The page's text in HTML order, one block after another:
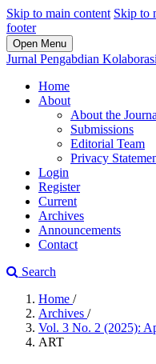
Skip to main content Skip to
footer
Open Menu
Jurnal Pengabdian
Home
About
About the
Submissions
Editorial Team
Privacy
Login
Register
Current
Archives
Announcements
Contact
Search
Home /
Archives /
Vol. 3 No. 2 (2025):
ART